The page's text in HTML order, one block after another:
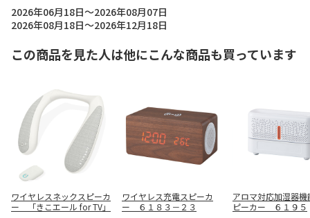
2026年06月18日～2026年08月07日
2026年08月18日～2026年12月18日
この商品を見た人は他にこんな商品も買っています
ワイヤレスネックスピーカ
ー 「きこエール for TV」
ワイヤレス充電スピーカ
ー ６１８３－２３
アロマ対応加湿器機
ピーカー ６１９５